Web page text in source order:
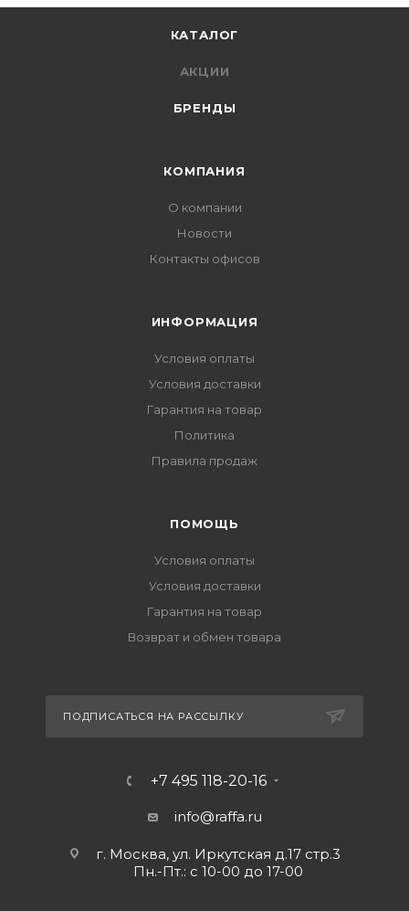
КАТАЛОГ
АКЦИИ
БРЕНДЫ
КОМПАНИЯ
О компании
Новости
Контакты офисов
ИНФОРМАЦИЯ
Условия оплаты
Условия доставки
Гарантия на товар
Политика
Правила продаж
ПОМОЩЬ
Условия оплаты
Условия доставки
Гарантия на товар
Возврат и обмен товара
ПОДПИСАТЬСЯ НА РАССЫЛКУ
+7 495 118-20-16
info@raffa.ru
г. Москва, ул. Иркутская д.17 стр.3
Пн.-Пт.: с 10-00 до 17-00